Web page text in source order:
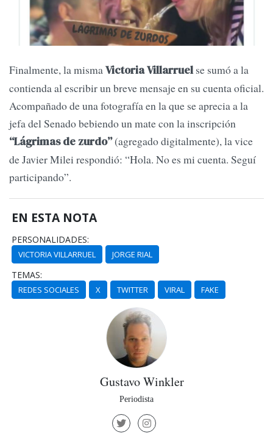
Finalmente, la misma Victoria Villarruelse sumó a la
contienda al escribir un breve mensaje en su cuenta oficial.
Acompañado de una fotografía en la que se aprecia a la
jefa del Senado bebiendo un mate con la inscripción
“Lágrimas de zurdo”(agregado digitalmente), la vice
de Javier Milei respondió: “Hola. No es mi cuenta. Seguí
participando”.
EN ESTA NOTA
PERSONALIDADES:
VICTORIA VILLARRUEL JORGE RIAL
TEMAS:
REDES SOCIALES X TWITTER VIRAL FAKE
Gustavo Winkler
Periodista